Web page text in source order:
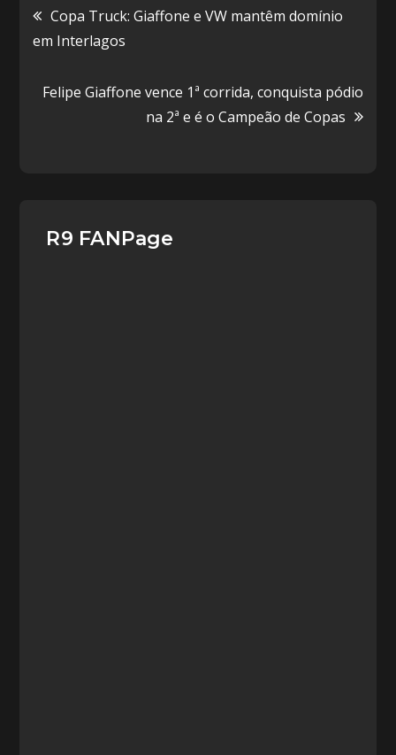
Navegação
de
Copa Truck: Giaffone e VW mantêm domínio
em Interlagos
Felipe Giaffone vence 1ª corrida, conquista pódio
na 2ª e é o Campeão de Copas
R9 FANPage